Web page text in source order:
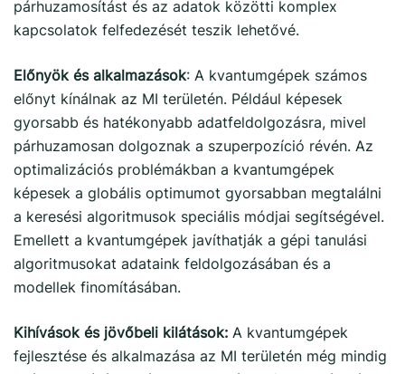
párhuzamosítást és az adatok közötti komplex
kapcsolatok felfedezését teszik lehetővé.
Előnyök és alkalmazások: A kvantumgépek számos
előnyt kínálnak az MI területén. Például képesek
gyorsabb és hatékonyabb adatfeldolgozásra, mivel
párhuzamosan dolgoznak a szuperpozíció révén. Az
optimalizációs problémákban a kvantumgépek
képesek a globális optimumot gyorsabban megtalálni
a keresési algoritmusok speciális módjai segítségével.
Emellett a kvantumgépek javíthatják a gépi tanulási
algoritmusokat adataink feldolgozásában és a
modellek finomításában.
Kihívások és jövőbeli kilátások: A kvantumgépek
fejlesztése és alkalmazása az MI területén még mindig